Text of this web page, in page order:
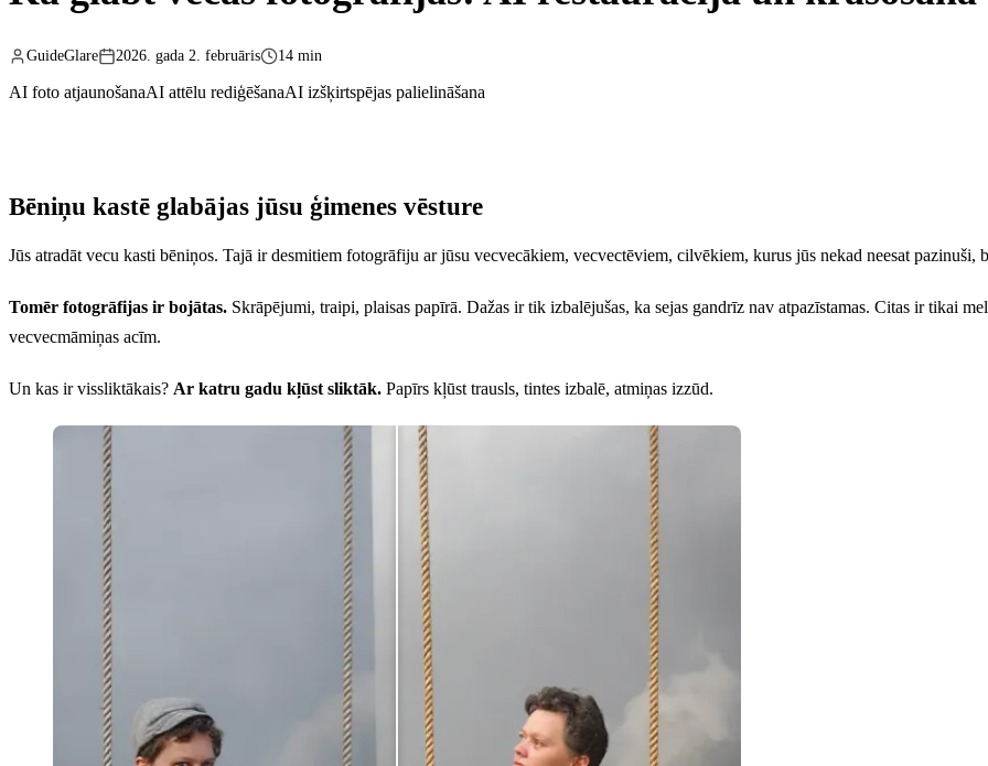
GuideGlare 2026. gada 2. februāris 14 min
AI foto atjaunošanaAI attēlu rediģēšanaAI izšķirtspējas palielināšana
Bēniņu kastē glabājas jūsu ģimenes vēsture
Jūs atradāt vecu kasti bēniņos. Tajā ir desmitiem fotogrāfiju ar jūsu vecvecākiem, vecvectēviem, cilvēkiem, kurus jūs nekad neesat pazinuši,
Tomēr fotogrāfijas ir bojātas. Skrāpējumi, traipi, plaisas papīrā. Dažas ir tik izbalējušas, ka sejas gandrīz nav atpazīstamas. Citas ir tikai
vecvecmāmiņas acīm.
Un kas ir vissliktākais? Ar katru gadu kļūst sliktāk. Papīrs kļūst trausls, tintes izbalē, atmiņas izzūd.